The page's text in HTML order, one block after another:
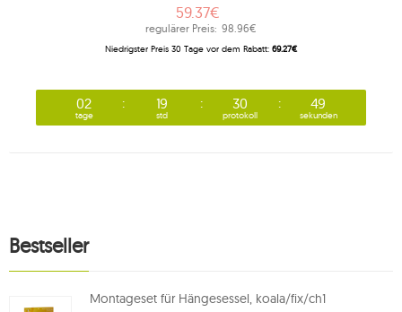
59.37€
regulärer Preis: 98.96€
Niedrigster Preis 30 Tage vor dem Rabatt: 69.27€
02
tage
19
std
30
protokoll
48
sekunden
Bestseller
Montageset für Hängesessel, koala/fix/ch1